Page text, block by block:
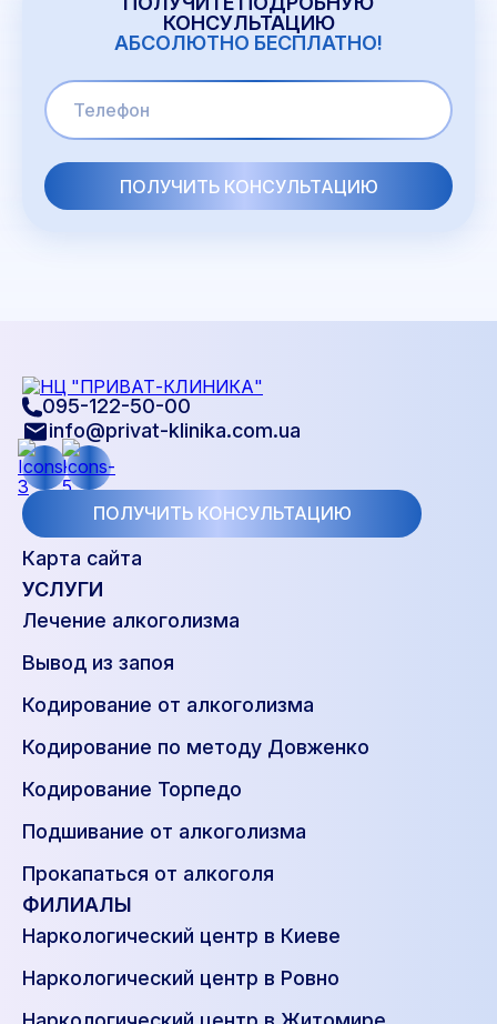
КОНСУЛЬТАЦИЮ
АБСОЛЮТНО БЕСПЛАТНО!
095-122-50-00
info@privat-klinika.com.ua
ПОЛУЧИТЬ КОНСУЛЬТАЦИЮ
Карта сайта
УСЛУГИ
Лечение алкоголизма
Вывод из запоя
Кодирование от алкоголизма
Кодирование по методу Довженко
Кодирование Торпедо
Подшивание от алкоголизма
Прокапаться от алкоголя
ФИЛИАЛЫ
Наркологический центр в Киеве
Наркологический центр в Ровно